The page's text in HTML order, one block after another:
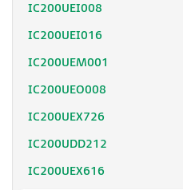
IC200UEI008
IC200UEI016
IC200UEM001
IC200UEO008
IC200UEX726
IC200UDD212
IC200UEX616